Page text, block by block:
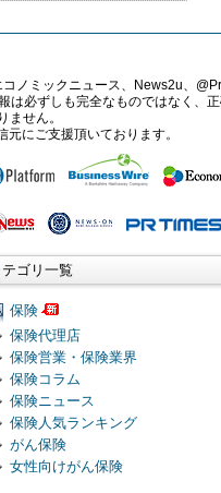
ノミックニュース、News2u、
必ずしも完全なものではなく、
せん。
にご支援頂いております。
テゴリ一覧
保険
保険代理店
保険営業・保険業界
保険コラム
保険ニュース
保険人気ランキング
がん保険
女性向けがん保険